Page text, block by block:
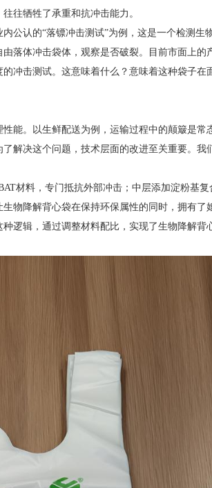
往牺牲了承重和抗冲击能力。
公认的“落镖冲击测试”为例，这是一个检测生
落体冲击袋体，观察是否破裂。目前市面上的
冲击测试。这意味着什么？意味着这种袋子在
能。以生鲜配送为例，运输过程中的颠簸是常
解决这个问题，技术层面的改进至关重要。我
材料，专门抵抗外部冲击；中层添加淀粉基
物降解背心袋在保持环保属性的同时，拥有了
逻辑，通过调整材料配比，实现了生物降解背